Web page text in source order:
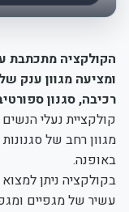
הקולקציה מתכתבת
ומציעה מגוון ענק
רכיבה, סגנון
מגוון רחב של
באופנה.
בקולקציה ניתן
עשיר של מגפיים